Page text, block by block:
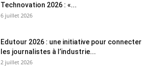
Technovation 2026 : «...
6 juillet 2026
Edutour 2026 : une initiative pour connecter
les journalistes à l’industrie...
2 juillet 2026